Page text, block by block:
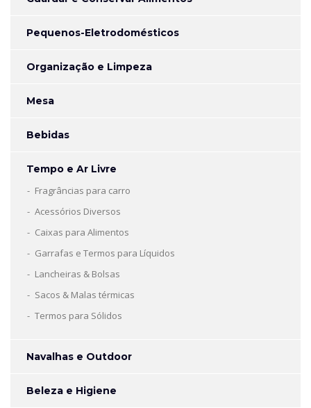
Pequenos-Eletrodomésticos
Organização e Limpeza
Mesa
Bebidas
Tempo e Ar Livre
Fragrâncias para carro
Acessórios Diversos
Caixas para Alimentos
Garrafas e Termos para Líquidos
Lancheiras & Bolsas
Sacos & Malas térmicas
Termos para Sólidos
Navalhas e Outdoor
Beleza e Higiene